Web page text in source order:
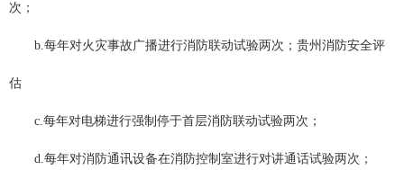
次；
b.每年对火灾事故广播进行消防联动试验两次；贵州消防安全评
估
c.每年对电梯进行强制停于首层消防联动试验两次；
d.每年对消防通讯设备在消防控制室进行对讲通话试验两次；